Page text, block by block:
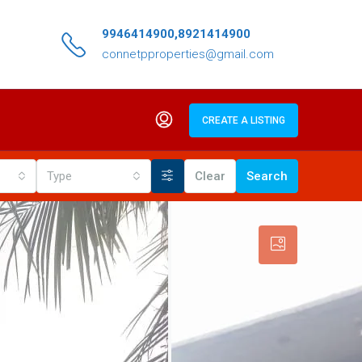
9946414900,8921414900
connetpproperties@gmail.com
CREATE A LISTING
Type Clear Search